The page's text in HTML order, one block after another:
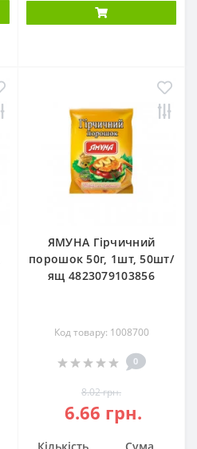
ЯМУНА Гірчичний
порошок 50г, 1шт, 50шт/
ящ 4823079103856
Код товару: 1008700
0
8.02 грн.
6.66 грн.